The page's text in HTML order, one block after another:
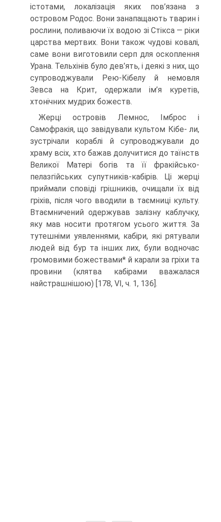
істотами, локалізація яких по­в’язана з
островом Родос. Вони занапащають тварин і
рослини, поливаю­чи їх водою зі Стікса — ріки
царства мертвих. Вони також чудові ковалі,
саме вони виготовили серп для оскоплення
Урана. Тельхінів було дев’ять, і деякі з них, що
супроводжували Рею-Кібелу й немовля
Зевса на Крит, одержали ім’я куретів,
хтонічних мудрих божеств.
Жерці островів Лемнос, Імброс і
Самофракія, що завідували культом Кібе- ли,
зустрічали кораблі й супроводжували до
храму всіх, хто бажав долучитися до таїнств
Великої Матері богів та її фракійсько-
пелазгійських супутників-кабірів. Ці жерці
приймали сповіді грішників, очищали їх від
гріхів, після чого вводили в таємниці культу.
Втаємничений одержував залізну каблучку,
яку мав носити протя­гом усього життя. За
тутешніми уявленнями, кабіри, які рятували
людей від бур та інших лих, були водночас
громовими божествами* й карали за гріхи та
провини (клятва кабірами вважалася
найстрашнішою) [178, VI, ч. 1, 136].